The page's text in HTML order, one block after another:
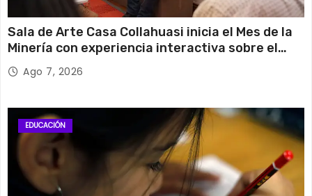
Sala de Arte Casa Collahuasi inicia el Mes de la
Minería con experiencia interactiva sobre el
cobreAgo 7, 2026
EDUCACIÓN